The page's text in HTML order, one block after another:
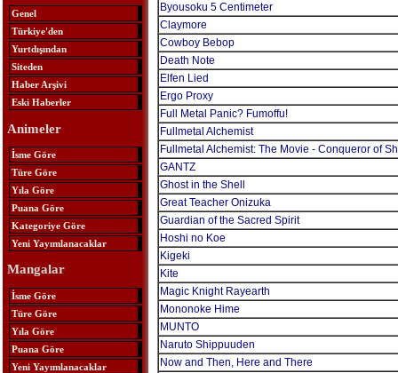
Genel
Türkiye'den
Yurtdışından
Siteden
Haber Arşivi
Eski Haberler
Animeler
İsme Göre
Türe Göre
Yıla Göre
Puana Göre
Kategoriye Göre
Yeni Yayımlanacaklar
Mangalar
İsme Göre
Türe Göre
Yıla Göre
Puana Göre
Yeni Yayımlanacaklar
Byousoku 5 Centimeter
Claymore
Cowboy Bebop
Death Note
Elfen Lied
Ergo Proxy
Full Metal Panic? Fumoffu!
Fullmetal Alchemist
Fullmetal Alchemist: The Movie - Conqueror of
GANTZ
Ghost in the Shell
Great Teacher Onizuka
Guardian of the Sacred Spirit
Hoshi no Koe
Kigeki
Kite
Magic Knight Rayearth
Mononoke Hime
MUNTO
Naruto Shippuuden
Now and Then, Here and There